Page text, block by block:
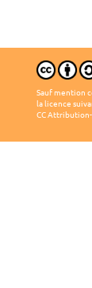
Sauf mention
la licence
CC